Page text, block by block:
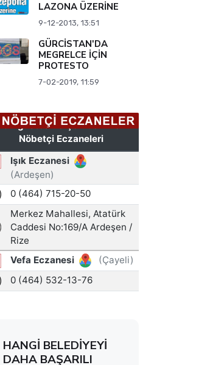
LAZONA ÜZERİNE
9-12-2013, 13:51
GÜRCİSTAN'DA
MEGRELCE İÇİN
PROTESTO
7-02-2019, 11:59
HANGİ BELEDİYEYİ
DAHA BAŞARILI